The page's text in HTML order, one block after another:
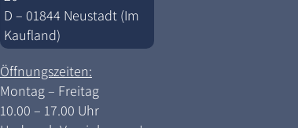
D – 01844 Neustadt (Im
Kaufland)
Öffnungszeiten:
Montag – Freitag
10.00 – 17.00 Uhr